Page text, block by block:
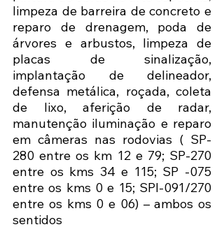
limpeza de barreira de concreto e
reparo de drenagem, poda de
árvores e arbustos, limpeza de
placas de sinalização,
implantação de delineador,
defensa metálica, roçada, coleta
de lixo, aferição de radar,
manutenção iluminação e reparo
em câmeras nas rodovias ( SP-
280 entre os km 12 e 79; SP-270
entre os kms 34 e 115; SP -075
entre os kms 0 e 15; SPI-091/270
entre os kms 0 e 06) – ambos os
sentidos